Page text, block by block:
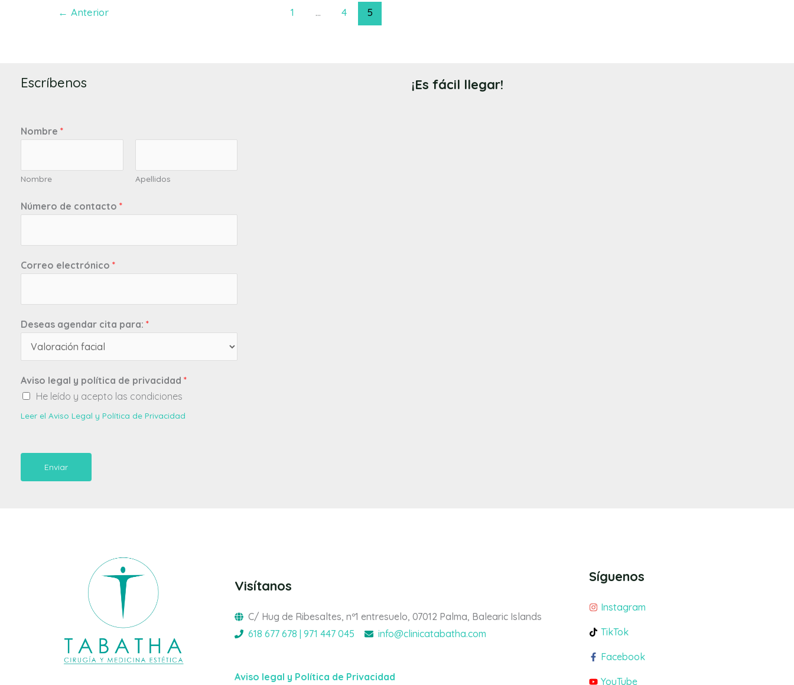
← Anterior 1 … 4 5
Escríbenos
Nombre *
Nombre Apellidos
Número de contacto *
Correo electrónico *
Deseas agendar cita para: *
Aviso legal y política de privacidad *
He leído y acepto las condiciones
Leer el Aviso Legal y Política de Privacidad
Enviar
¡Es fácil llegar!
Visítanos
C/ Hug de Ribesaltes, nº1 entresuelo, 07012 Palma, Balearic Islands
618 677 678 | 971 447 045
info@clinicatabatha.com
Aviso legal y Política de Privacidad
Síguenos
Instagram
TikTok
Facebook
YouTube